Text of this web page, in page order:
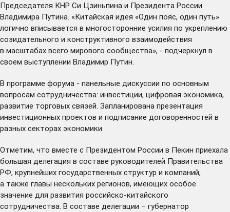
Председателя КНР Си Цзиньпина и Президента России
Владимира Путина. «Китайская идея «Один пояс, один путь»
логично вписывается в многосторонние усилия по укреплению
созидательного и конструктивного взаимодействия
в масштабах всего мирового сообщества», - подчеркнул в
своем выступлении Владимир Путин.
В программе форума - панельные дискуссии по основным
вопросам сотрудничества: инвестиции, цифровая экономика,
развитие торговых связей. Запланирована презентация
инвестиционных проектов и подписание договоренностей в
разных секторах экономики.
Отметим, что вместе с Президентом России в Пекин приехала
большая делегация в составе руководителей Правительства
РФ, крупнейших государственных структур и компаний,
а также главы нескольких регионов, имеющих особое
значение для развития российско-китайского
сотрудничества. В составе делегации – губернатор